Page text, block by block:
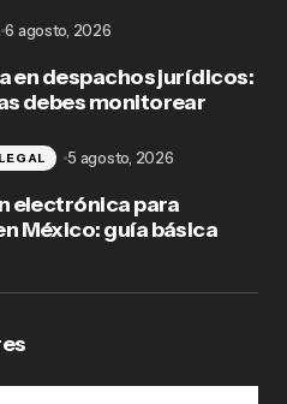
en despachos jurídicos:
debes monitorear
6 agosto, 2026
electrónica para
México: guía básica
5 agosto, 2026